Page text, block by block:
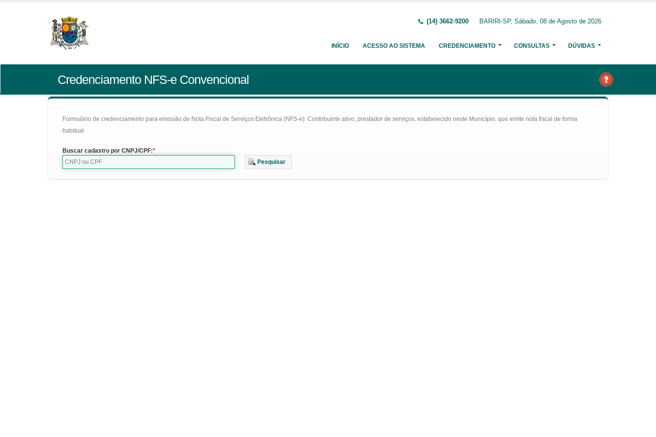
(14) 3662-9200 BARIRI-SP, Sábado, 08 de Agosto de 2026
INÍCIO ACESSO AO SISTEMA CREDENCIAMENTO CONSULTAS DÚVIDAS
Credenciamento NFS-e Convencional
Formulário de credenciamento para emissão de Nota Fiscal de Serviços Eletrônica (NFS-e): Contribuinte ativo, prestador de serviços, estabelecido neste Município, que emite nota fiscal de forma
habitual
Buscar cadastro por CNPJ/CPF:
Pesquisar